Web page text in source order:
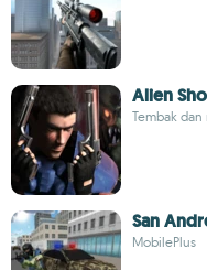
Alien
Tembak
San
MobilePlus